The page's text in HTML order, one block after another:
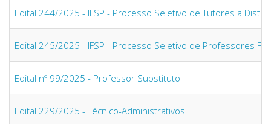
Edital 244/2025 - IFSP - Processo Seletivo de Tutores a
Edital 245/2025 - IFSP - Processo Seletivo de Professores
Edital nº 99/2025 - Professor Substituto
Edital 229/2025 - Técnico-Administrativos